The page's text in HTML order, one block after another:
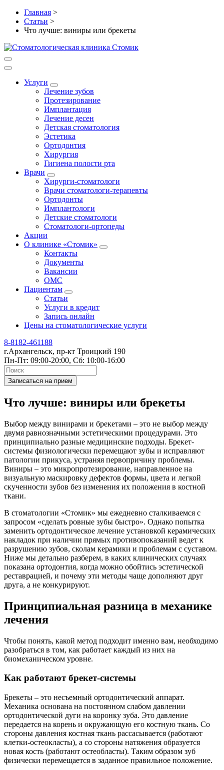
Главная >
Статьи >
Что лучше: виниры или брекеты
Услуги
Лечение зубов
Протезирование
Имплантация
Лечение десен
Детская стоматология
Эстетика
Ортодонтия
Хирургия
Гигиена полости рта
Врачи
Хирурги-стоматологи
Врачи стоматологи-терапевты
Ортодонты
Имплантологи
Детские стоматологи
Стоматологи-ортопеды
Акции
О клинике «Стомик»
Контакты
Документы
Вакансии
ОМС
Пациентам
Статьи
Услуги в кредит
Запись онлайн
Цены на стоматологические услуги
8-8182-461188
г.Архангельск, пр-кт Троицкий 190
Пн-Пт: 09:00-20:00, Сб: 10:00-16:00
Записаться на прием
Что лучше: виниры или брекеты
Выбор между винирами и брекетами – это не выбор между
двумя равнозначными эстетическими процедурами. Это
принципиально разные медицинские подходы. Брекет-
системы физиологически перемещают зубы и исправляют
патологии прикуса, устраняя первопричину проблемы.
Виниры – это микропротезирование, направленное на
визуальную маскировку дефектов формы, цвета и легкой
скученности зубов без изменения их положения в костной
ткани.
В стоматологии «Стомик» мы ежедневно сталкиваемся с
запросом «сделать ровные зубы быстро». Однако попытка
заменить ортодонтическое лечение установкой керамических
накладок при наличии прямых противопоказаний ведет к
разрушению зубов, сколам керамики и проблемам с суставом.
Ниже мы детально разберем, в каких клинических случаях
показана ортодонтия, когда можно обойтись эстетической
реставрацией, и почему эти методы чаще дополняют друг
друга, а не конкурируют.
Принципиальная разница в механике
лечения
Чтобы понять, какой метод подходит именно вам, необходимо
разобраться в том, как работает каждый из них на
биомеханическом уровне.
Как работают брекет-системы
Брекеты – это несъемный ортодонтический аппарат.
Механика основана на постоянном слабом давлении
ортодонтической дуги на коронку зуба. Это давление
передается на корень и окружающую его костную ткань. Со
стороны давления костная ткань рассасывается (работают
клетки-остеокласты), а со стороны натяжения образуется
новая кость (работают остеобласты). Таким образом зуб
физически перемещается в заданное правильное положение.